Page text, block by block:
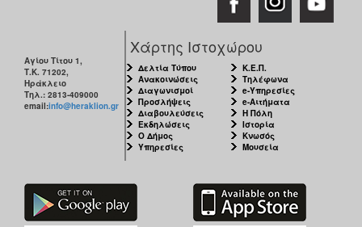
Αγίου Τίτου 1,
Τ.Κ. 71202,
Ηράκλειο
Τηλ.: 2813-409000
email:info@heraklion.gr
Χάρτης Ιστοχώρου
Δελτία Τύπου
Ανακοινώσεις
Διαγωνισμοί
Προσλήψεις
Διαβουλεύσεις
Εκδηλώσεις
Ο Δήμος
Υπηρεσίες
Κ.Ε.Π.
Τηλέφωνα
e-Υπηρεσίες
e-Αιτήματα
Η Πόλη
Ιστορία
Κνωσός
Μουσεία